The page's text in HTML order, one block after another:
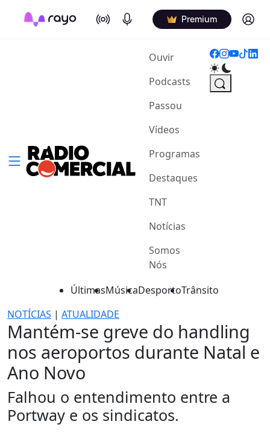
On Air Podcasts Premium Log in
Ouvir(current)
Podcasts
Passou
Vídeos
Programas
Destaques
TNT
Notícias
Somos
Nós
ÚltimasMúsicaDesportoTrânsito
NOTÍCIAS | ATUALIDADE
Mantém-se greve do handling
nos aeroportos durante Natal e
Ano Novo
Falhou o entendimento entre a
Portway e os sindicatos.